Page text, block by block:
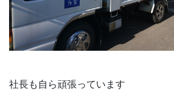
社長も自ら頑張っています